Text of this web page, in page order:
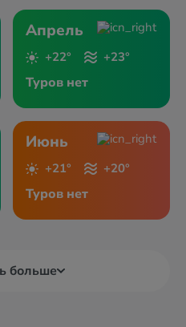
Апрель
+22° +23°
Туров нет
Июнь
+21° +20°
Туров нет
больше